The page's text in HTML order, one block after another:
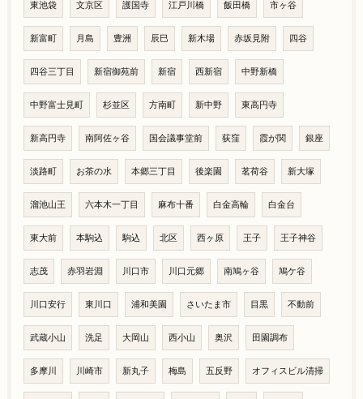
東池袋 文京区 護国寺 江戸川橋 飯田橋 市ヶ谷
新富町 月島 豊洲 辰巳 新木場 赤坂見附 四谷
四谷三丁目 新宿御苑前 新宿 西新宿 中野新橋
中野富士見町 杉並区 方南町 新中野 東高円寺
新高円寺 南阿佐ヶ谷 国会議事堂前 荻窪 霞が関 銀座
淡路町 お茶の水 本郷三丁目 後楽園 茗荷谷 新大塚
溜池山王 六本木一丁目 麻布十番 白金高輪 白金台
東大前 本駒込 駒込 北区 西ヶ原 王子 王子神谷
志茂 赤羽岩淵 川口市 川口元郷 南鳩ヶ谷 鳩ケ谷
川口安行 東川口 浦和美園 さいたま市 目黒 不動前
武蔵小山 洗足 大岡山 西小山 奥沢 田園調布
多摩川 川崎市 新丸子 梅島 五反野 オフィスビル清掃